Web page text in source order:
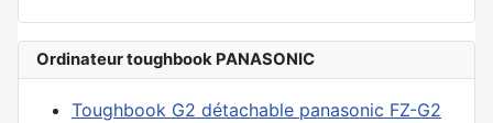
Ordinateur toughbook PANASONIC
Toughbook G2 détachable panasonic FZ-G2